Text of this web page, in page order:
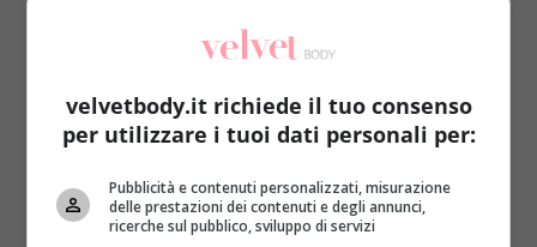
gioventù che passa.Una corretta alimentazione e
situazione, eppure d’ora in poi potrebbe essere
un’altra la soluzione più appropriata. La speranza
Inghilterra,i quali hanno scoperto l’enzima in
grado di rallentare l’invecchiamento della pelle
velvetbody.it richiede il tuo consenso
per utilizzare i tuoi dati personali per:
Pubblicità e contenuti personalizzati, misurazione
delle prestazioni dei contenuti e degli annunci,
ricerche sul pubblico, sviluppo di servizi